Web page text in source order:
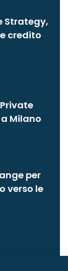
Strategy,
credito
Milano
per
verso le